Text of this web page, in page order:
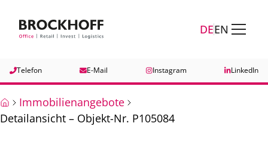
Zum Fuß springen
DEEN
Telefon E-Mail Instagram LinkedIn
Immobilienangebote
Detailansicht – Objekt-Nr. P105084